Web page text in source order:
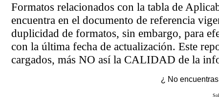
Formatos relacionados con la tabla de
encuentra en el documento de referencia
duplicidad de formatos, sin embargo, para
con la última fecha de actualización. Este
cargados, más NO así la CALIDAD de la
¿ No